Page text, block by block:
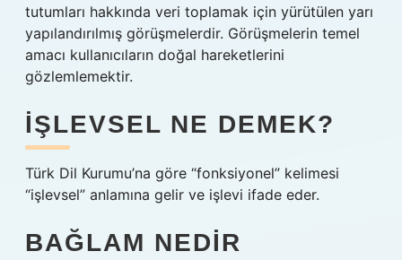
tutumları hakkında veri toplamak için yürütülen yarı
yapılandırılmış görüşmelerdir. Görüşmelerin temel
amacı kullanıcıların doğal hareketlerini
gözlemlemektir.
İŞLEVSEL NE DEMEK?
Türk Dil Kurumu’na göre “fonksiyonel” kelimesi
“işlevsel” anlamına gelir ve işlevi ifade eder.
BAĞLAM NEDIR